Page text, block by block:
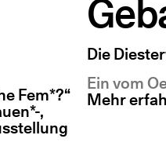
Fem*?“
,
Die
Ein vom
Mehr